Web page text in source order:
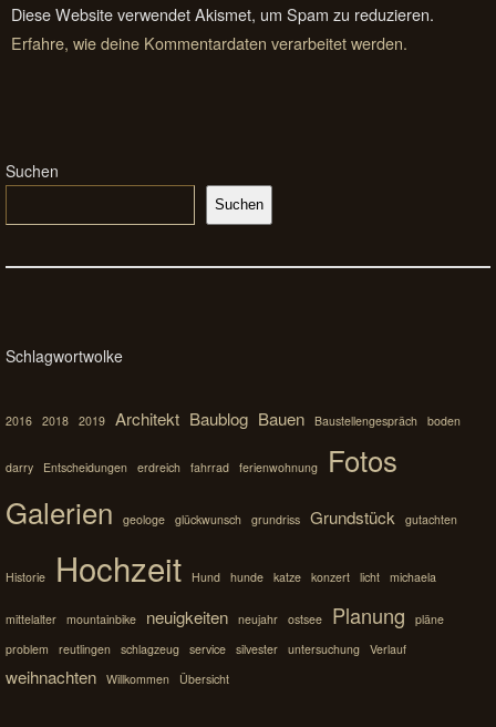
Diese Website verwendet Akismet, um Spam zu reduzieren.
Erfahre, wie deine Kommentardaten verarbeitet werden.
Suchen
Suchen
Schlagwortwolke
2016 2018 2019 Architekt Baublog Bauen Baustellengespräch boden
darry Entscheidungen erdreich fahrrad ferienwohnung
Fotos
Galerien
geologe glückwunsch grundriss Grundstück gutachten
Historie Hochzeit Hund hunde katze konzert licht michaela
mittelalter mountainbike neuigkeiten neujahr ostsee Planung
pläne
problem
reutlingen schlagzeug service silvester untersuchung Verlauf
weihnachten Willkommen Übersicht